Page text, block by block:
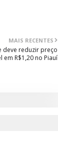
MAIS RECENTES
deve reduzir preço
em R$1,20 no Piauí